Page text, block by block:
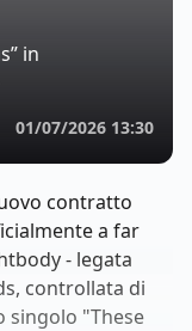
in
01/07/2026 13:30
contratto
a far
- legata
controllata di
singolo "These